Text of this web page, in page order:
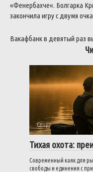
«Фенербахче«. Болгарка
закончила игрус двумя
Вакафбанкв девятый раз
Спорт
Тихая охота:
Современный каяк для
свободы и единения с